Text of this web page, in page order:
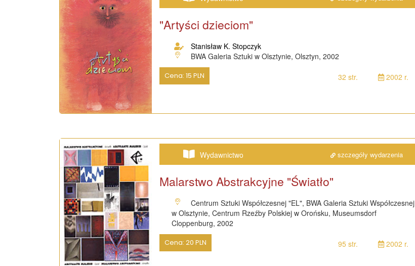
"Artyści dzieciom"
Stanisław K. Stopczyk
BWA Galeria Sztuki w Olsztynie, Olsztyn, 2002
Cena: 15 PLN 2002 r.
32 str.
Wydawnictwo szczegóły wydarzenia
Malarstwo Abstrakcyjne "Światło"
Centrum Sztuki Współczesnej "EL", BWA Galeria Sztuki Współczesnej
w Olsztynie, Centrum Rzeźby Polskiej w Orońsku, Museumsdorf
Cloppenburg, 2002
Cena: 20 PLN 2002 r.
95 str.